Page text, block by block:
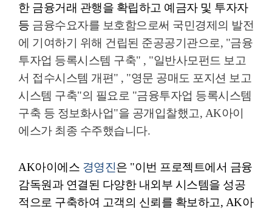
한 금융거래 관행을 확립하고 예금자 및 투자자
등 금융수요자를 보호함으로써 국민경제의 발전
에 기여하기 위해 건립된 준공공기관으로, "금융
투자업 등록시스템 구축" , "일반사모펀드 보고
서 접수시스템 개편" , "영문 공매도 포지션 보고
시스템 구축"의 필요로 "금융투자업 등록시스템
구축 등 정보화사업"을 공개입찰했고, AK아이
에스가 최종 수주했습니다.
AK아이에스 경영진은 "이번 프로젝트에서 금융
감독원과 연결된 다양한 내외부 시스템을 성공
적으로 구축하여 고객의 신뢰를 확보하고, AK아